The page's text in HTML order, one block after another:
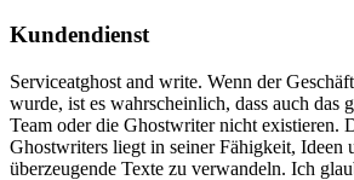
Kundendienst
Serviceatghost and write. Wenn der
wurde, ist es wahrscheinlich, dass auch das
Team oder die Ghostwriter nicht existieren.
Ghostwriters liegt in seiner Fähigkeit, Ideen
überzeugende Texte zu verwandeln. Ich